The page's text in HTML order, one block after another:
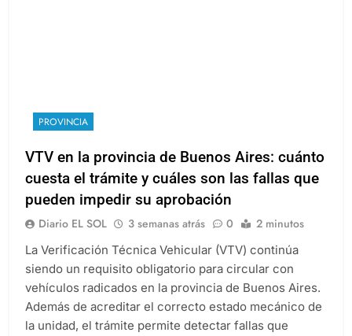
PROVINCIA
VTV en la provincia de Buenos Aires: cuánto
cuesta el trámite y cuáles son las fallas que
pueden impedir su aprobación
Diario EL SOL 3 semanas atrás 0 2 minutos
La Verificación Técnica Vehicular (VTV) continúa
siendo un requisito obligatorio para circular con
vehículos radicados en la provincia de Buenos Aires.
Además de acreditar el correcto estado mecánico de
la unidad, el trámite permite detectar fallas que